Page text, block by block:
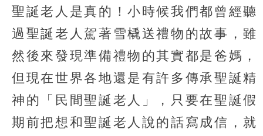
聖誕老人是真的！小時候我們都曾經聽
過聖誕老人駕著雪橇送禮物的故事，雖
然後來發現準備禮物的其實都是爸媽，
但現在世界各地還是有許多傳承聖誕精
神的「民間聖誕老人」，只要在聖誕假
期前把想和聖誕老人說的話寫成信，就